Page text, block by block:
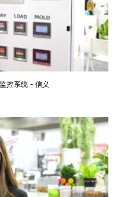
控系统 - 信义